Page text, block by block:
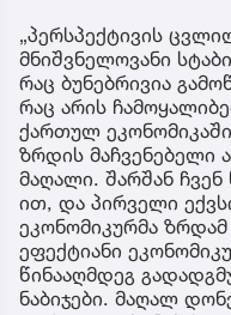
„პერსპექტივის
მნიშვნელოვანი
რაც ბუნებრივია
რაც არის
ქართულ
ზრდის მაჩვენებელი
მაღალი. შარშან
ით, და პირველი
ეკონომიკურმა ზრდამ
ეფექტიანი
წინააღმდეგ
ნაბიჯები. მაღალ